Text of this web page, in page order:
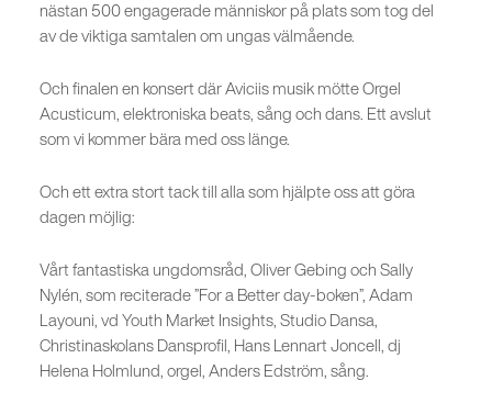
nästan 500 engagerade människor på plats som tog del
av de viktiga samtalen om ungas välmående.
Och finalen en konsert där Aviciis musik mötte Orgel
Acusticum, elektroniska beats, sång och dans. Ett avslut
som vi kommer bära med oss länge.
Och ett extra stort tack till alla som hjälpte oss att göra
dagen möjlig:
Vårt fantastiska ungdomsråd, Oliver Gebing och Sally
Nylén, som reciterade ”For a Better day-boken”, Adam
Layouni, vd Youth Market Insights, Studio Dansa,
Christinaskolans Dansprofil, Hans Lennart Joncell, dj
Helena Holmlund, orgel, Anders Edström, sång.